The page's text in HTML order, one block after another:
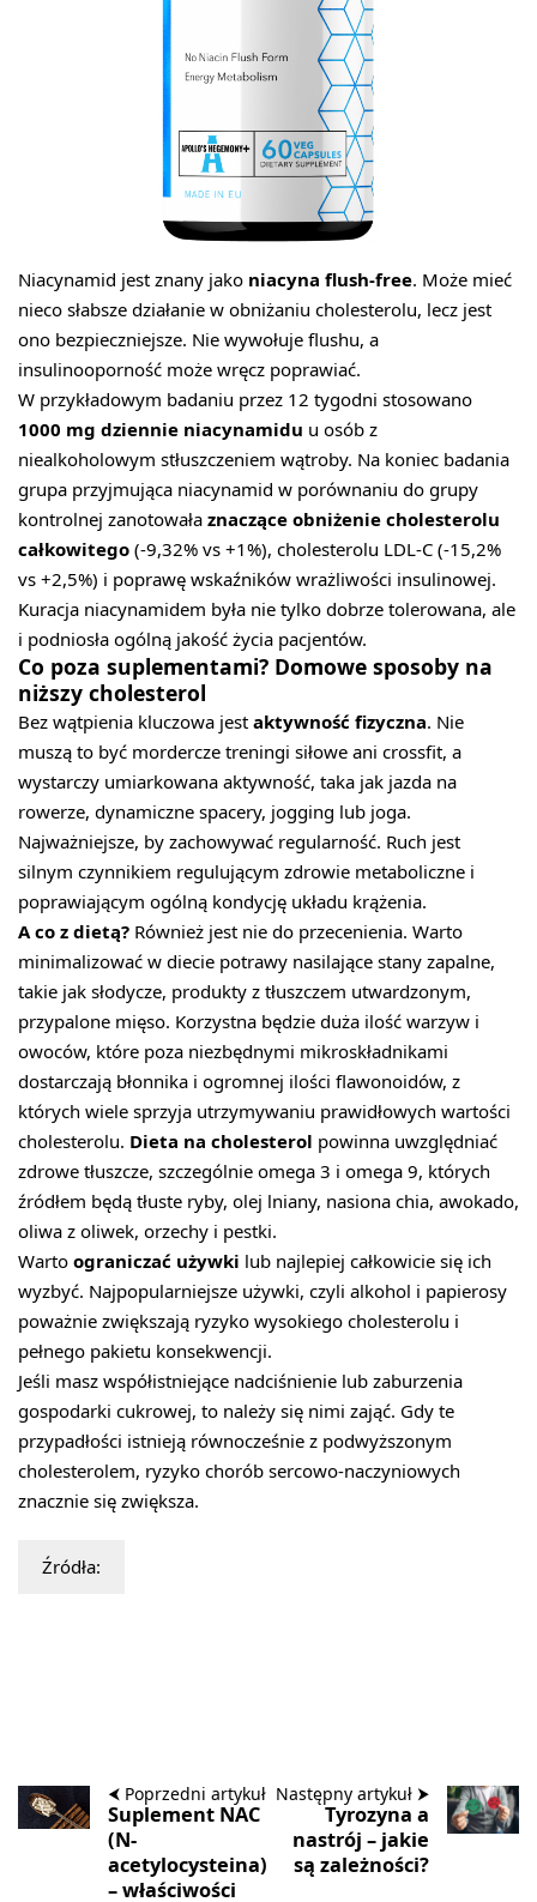
Niacynamid jest znany jako niacyna flush-free. Może mieć
nieco słabsze działanie w obniżaniu cholesterolu, lecz jest
ono bezpieczniejsze. Nie wywołuje flushu, a
insulinooporność może wręcz poprawiać.
W przykładowym badaniu przez 12 tygodni stosowano
1000 mg dziennie niacynamidu u osób z
niealkoholowym stłuszczeniem wątroby. Na koniec badania
grupa przyjmująca niacynamid w porównaniu do grupy
kontrolnej zanotowała znaczące obniżenie cholesterolu
całkowitego (-9,32% vs +1%), cholesterolu LDL-C (-15,2%
vs +2,5%) i poprawę wskaźników wrażliwości insulinowej.
Kuracja niacynamidem była nie tylko dobrze tolerowana, ale
i podniosła ogólną jakość życia pacjentów.
Co poza suplementami? Domowe sposoby na
niższy cholesterol
Bez wątpienia kluczowa jest aktywność fizyczna. Nie
muszą to być mordercze treningi siłowe ani crossfit, a
wystarczy umiarkowana aktywność, taka jak jazda na
rowerze, dynamiczne spacery, jogging lub joga.
Najważniejsze, by zachowywać regularność. Ruch jest
silnym czynnikiem regulującym zdrowie metaboliczne i
poprawiającym ogólną kondycję układu krążenia.
A co z dietą? Również jest nie do przecenienia. Warto
minimalizować w diecie potrawy nasilające stany zapalne,
takie jak słodycze, produkty z tłuszczem utwardzonym,
przypalone mięso. Korzystna będzie duża ilość warzyw i
owoców, które poza niezbędnymi mikroskładnikami
dostarczają błonnika i ogromnej ilości flawonoidów, z
których wiele sprzyja utrzymywaniu prawidłowych wartości
cholesterolu. Dieta na cholesterol
powinna uwzględniać
zdrowe tłuszcze, szczególnie omega 3 i omega 9, których
źródłem będą tłuste ryby, olej lniany, nasiona chia, awokado,
oliwa z oliwek, orzechy i pestki.
Warto ograniczać używki lub najlepiej całkowicie się ich
wyzbyć. Najpopularniejsze używki, czyli alkohol i papierosy
poważnie zwiększają ryzyko wysokiego cholesterolu i
pełnego pakietu konsekwencji.
Jeśli masz współistniejące nadciśnienie lub zaburzenia
gospodarki cukrowej, to należy się nimi zająć. Gdy te
przypadłości istnieją równocześnie z podwyższonym
cholesterolem, ryzyko chorób sercowo-naczyniowych
znacznie się zwiększa.
Źródła:
⮜ Poprzedni artykuł
Suplement NAC
(N-
acetylocysteina)
– właściwości
Następny artykuł ⮞
Tyrozyna a
nastrój – jakie
są zależności?